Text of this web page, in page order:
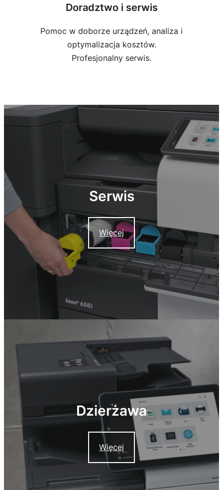
Doradztwo i serwis
Pomoc w doborze urządzeń, analiza i
optymalizacja kosztów.
Profesjonalny serwis.
Dzierżawa
Więcej
Serwis
Więcej